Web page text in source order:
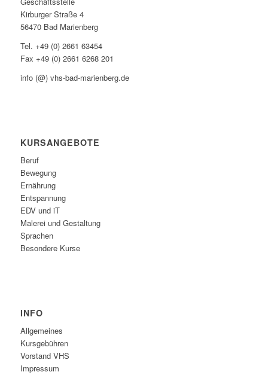
Kirburger Straße 4
56470 Bad Marienberg
Tel. +49 (0) 2661 63454
Fax +49 (0) 2661 6268 201
info (@) vhs-bad-marienberg.de
KURSANGEBOTE
Beruf
Bewegung
Ernährung
Entspannung
EDV und iT
Malerei und Gestaltung
Sprachen
Besondere Kurse
INFO
Allgemeines
Kursgebühren
Vorstand VHS
Impressum